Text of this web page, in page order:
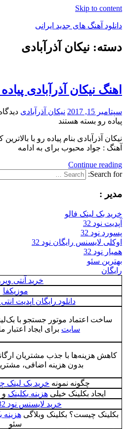
Skip to content
دانلود آهنگ های جدید ایرانی
دانلود
دسته: نیکان آذرآبادى
اهنگ نیکان آذرآبادى
سپتامبر 15, 2017 نیکان آذرآبادى
پیاده رو بسته هستند
آهنگ : جواد محبوب برای به ادامه
Continue reading
Search for:
مدیر :
خرید بک لینک فالو
آپدیت نود 32
پسورد نود 32
اوکلی لایسنس رایگان نود 32
همیار نود 32
بهترین سئو
رایگان
خرید آنتی
موزیکفا
دانلود رایگان اپدیت
ساخت اعتماد موتور جستجو با
سایت برای ایجاد اعتبار
کاهش هزینه‌ها با جذب مشتریان
بدون هزینه اضافی،
چگونه نمونه خرید بک لینک
ایجاد بکلینک خیلیهزینه بکلینک و
خرید لایسنس نود 32 یک ماهه
بکلینک چیست؟ بکلینک وبلاگیهزینه
سئو